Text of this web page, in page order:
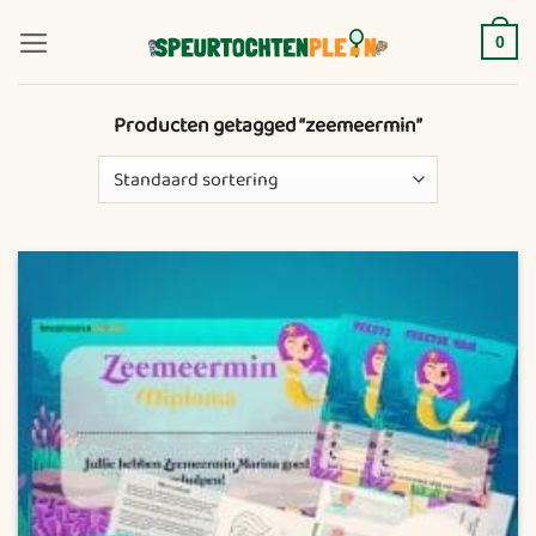
naar
inhoud
0
Producten getagged “zeemeermin”